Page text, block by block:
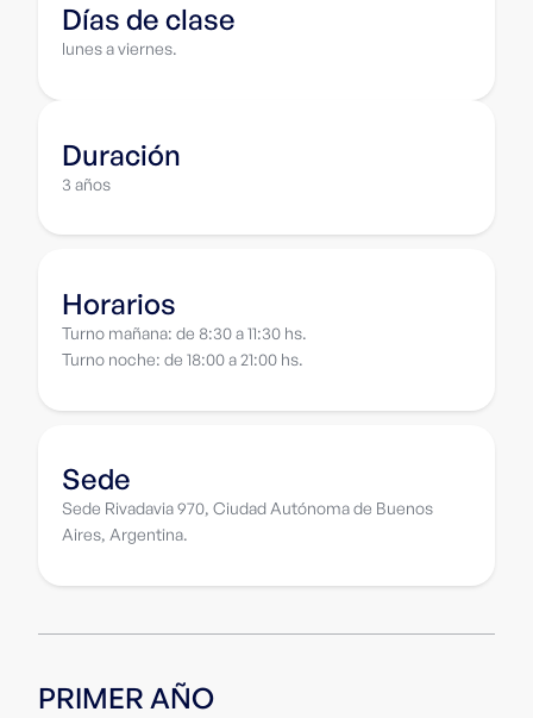
Días de clase
lunes a viernes.
Duración
3 años
Horarios
Turno mañana: de 8:30 a 11:30 hs.
Turno noche: de 18:00 a 21:00 hs.
Sede
Sede Rivadavia 970, Ciudad Autónoma de Buenos
Aires, Argentina.
PRIMER AÑO